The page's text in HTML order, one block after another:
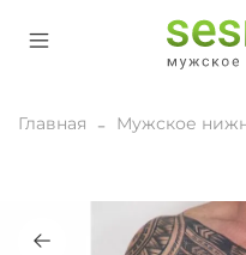
Главная Мужское